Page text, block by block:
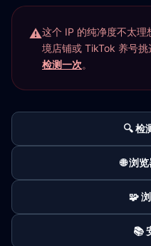
这个 IP 的纯净度不太
境店铺或 TikTok 养号挑
检测一次。
🔍 检
🌐 浏
🧩
📚